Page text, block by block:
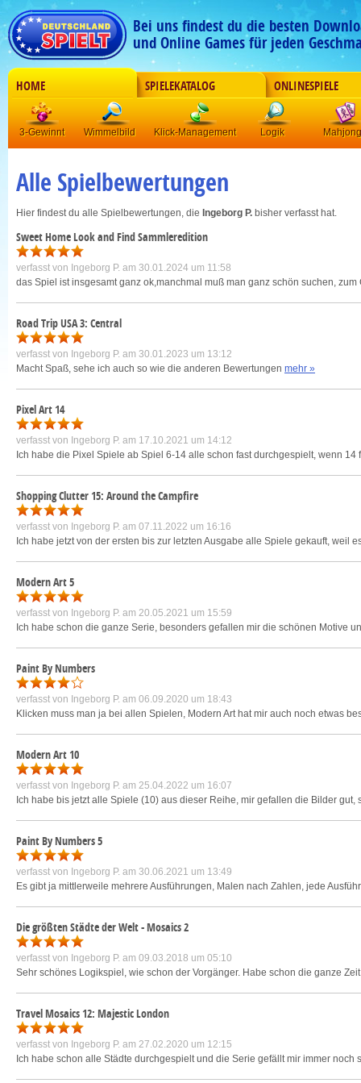
Bei uns findest du die besten
und Online Games für jeden
HOME SPIELEKATALOG ONLINESPIELE
3-Gewinnt Wimmelbild Klick-Management Logik Mahjong
Alle Spielbewertungen
Hier findest du alle Spielbewertungen, die Ingeborg P. bisher verfasst hat.
Sweet Home Look and Find Sammleredition
verfasst von Ingeborg P. am 30.01.2024 um 11:58
das Spiel ist insgesamt ganz ok,manchmal muß man ganz schön suchen,
Road Trip USA 3: Central
verfasst von Ingeborg P. am 30.01.2023 um 13:12
Macht Spaß, sehe ich auch so wie die anderen Bewertungen mehr »
Pixel Art 14
verfasst von Ingeborg P. am 17.10.2021 um 14:12
Ich habe die Pixel Spiele ab Spiel 6-14 alle schon fast durchgespielt, wenn
Shopping Clutter 15: Around the Campfire
verfasst von Ingeborg P. am 07.11.2022 um 16:16
Ich habe jetzt von der ersten bis zur letzten Ausgabe alle Spiele gekauft, weil
Modern Art 5
verfasst von Ingeborg P. am 20.05.2021 um 15:59
Ich habe schon die ganze Serie, besonders gefallen mir die schönen Motive
Paint By Numbers
verfasst von Ingeborg P. am 06.09.2020 um 18:43
Klicken muss man ja bei allen Spielen, Modern Art hat mir auch noch etwas
Modern Art 10
verfasst von Ingeborg P. am 25.04.2022 um 16:07
Ich habe bis jetzt alle Spiele (10) aus dieser Reihe, mir gefallen die Bilder gut,
Paint By Numbers 5
verfasst von Ingeborg P. am 30.06.2021 um 13:49
Es gibt ja mittlerweile mehrere Ausführungen, Malen nach Zahlen, jede
Die größten Städte der Welt - Mosaics 2
verfasst von Ingeborg P. am 09.03.2018 um 05:10
Sehr schönes Logikspiel, wie schon der Vorgänger. Habe schon die ganze
Travel Mosaics 12: Majestic London
verfasst von Ingeborg P. am 27.02.2020 um 12:15
Ich habe schon alle Städte durchgespielt und die Serie gefällt mir immer